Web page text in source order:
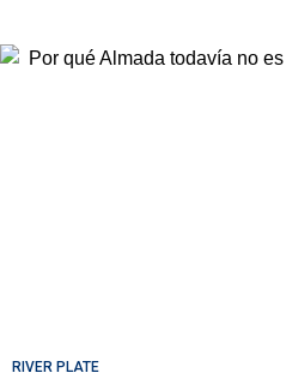
RIVER PLATE